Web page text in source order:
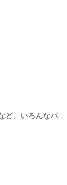
ど、いろんなパ